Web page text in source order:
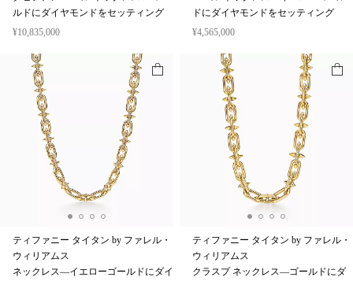
ルドにダイヤモンドをセッティング
¥10,835,000
ドにダイヤモンドをセッティング
¥4,565,000
ティファニー タイタン by ファレル・
ウィリアムス
ネックレス—イエローゴールドにダイ
ティファニー タイタン by ファレル・
ウィリアムス
クラスプ ネックレス—ゴールドにダ